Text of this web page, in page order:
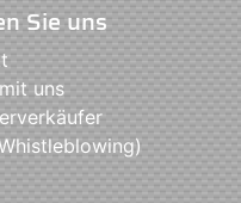
Sie uns
uns